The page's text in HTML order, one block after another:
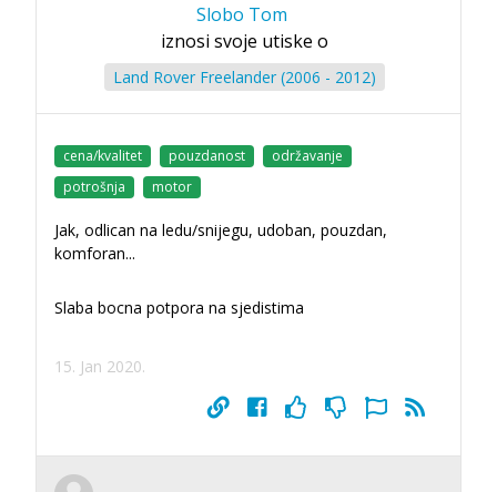
Slobo Tom
iznosi svoje utiske o
Land Rover Freelander (2006 - 2012)
cena/kvalitet pouzdanost
održavanje
potrošnja
motor
Jak, odlican na ledu/snijegu, udoban, pouzdan,
komforan...
Slaba bocna potpora na sjedistima
15. Jan 2020.